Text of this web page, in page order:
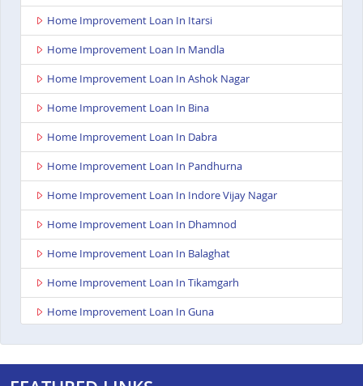
Home Improvement Loan In Itarsi
Home Improvement Loan In Mandla
Home Improvement Loan In Ashok Nagar
Home Improvement Loan In Bina
Home Improvement Loan In Dabra
Home Improvement Loan In Pandhurna
Home Improvement Loan In Indore Vijay Nagar
Home Improvement Loan In Dhamnod
Home Improvement Loan In Balaghat
Home Improvement Loan In Tikamgarh
Home Improvement Loan In Guna